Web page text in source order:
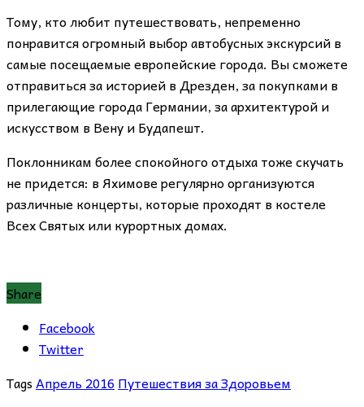
Тому, кто любит путешествовать, непременно
понравится огромный выбор автобусных экскурсий в
самые посещаемые европейские города. Вы сможете
отправиться за историей в Дрезден, за покупками в
прилегающие города Германии, за архитектурой и
искусством в Вену и Будапешт.
Поклонникам более спокойного отдыха тоже скучать
не придется: в Яхимове регулярно организуются
различные концерты, которые проходят в костеле
Всех Святых или курортных домах.
Share
Facebook
Twitter
TagsАпрель 2016 Путешествия за Здоровьем